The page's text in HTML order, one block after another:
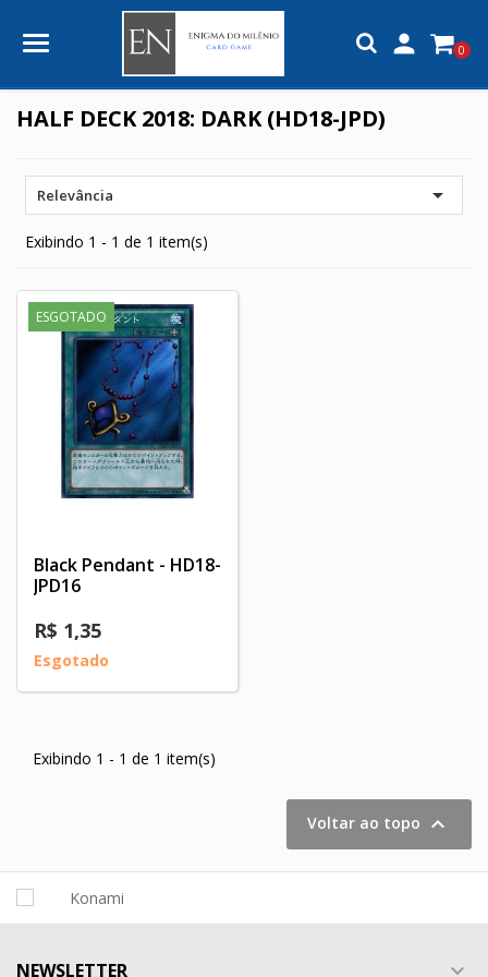
 0
HALF DECK 2018: DARK (HD18-JPD)
Relevância 
Exibindo 1 - 1 de 1 item(s)
ESGOTADO
Black Pendant - HD18-
JPD16
R$ 1,35
Esgotado
Exibindo 1 - 1 de 1 item(s)
Voltar ao topo 
NEWSLETTER 